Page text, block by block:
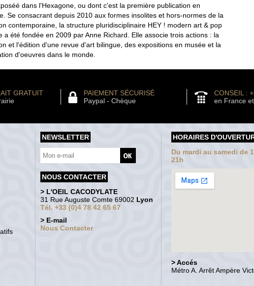
dans l'Hexagone, ou dont c'est la première publication en
Se consacrant depuis 2010 aux formes insolites et hors-normes de la
contemporaine, la structure pluridisciplinaire HEY ! modern art & pop
a été fondée en 2009 par Anne Richard. Elle associe trois actions : la
et l'édition d'une revue d'art bilingue, des expositions en musée et la
d'oeuvres dans le monde.
GRATUIT
PAIEMENT SÉCURISÉ
Paypal - Chèque
CONSEIL :
en France
NEWSLETTER
NOUS CONTACTER
> L'OEIL CACODYLATE
31 Rue Auguste Comte 69002 Lyon
Tél. +33 (0)4 78 42 65 67
> E-mail
Nous Contacter
HORAIRES
Du mardi au samedi de
21h
> Accés
Métro A. Arrêt Ampère